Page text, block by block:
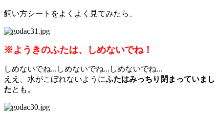
飼い方シートをよくよく見てみたら、
※ようきのふたは、しめないでね！
しめないでね...しめないでね...しめないでね...
ええ、水がこぼれないようにふたはみっちり閉まっていまし
たとも。